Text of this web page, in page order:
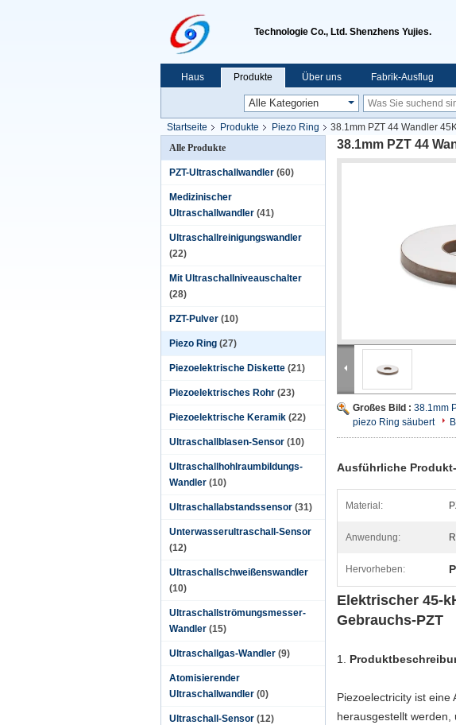
Technologie Co., Ltd. Shenzhens Yujies.
Haus Produkte Über uns Fabrik-Ausflug
Startseite Produkte Piezo Ring
38.1mm PZT 44 Wandler
Alle Produkte
PZT-Ultraschallwandler (60)
Medizinischer
Ultraschallwandler (41)
Ultraschallreinigungswandler
(22)
Mit Ultraschallniveauschalter
(28)
PZT-Pulver (10)
Piezo Ring (27)
Piezoelektrische Diskette (21)
Piezoelektrisches Rohr (23)
Piezoelektrische Keramik (22)
Ultraschallblasen-Sensor (10)
Ultraschallhohlraumbildungs-
Wandler (10)
Ultraschallabstandssensor (31)
Unterwasserultraschall-Sensor
(12)
Ultraschallschweißenswandler
(10)
Ultraschallströmungsmesser-
Wandler (15)
Ultraschallgas-Wandler (9)
Atomisierender
Ultraschallwandler (0)
Ultraschall-Sensor (12)
38.1mm PZT 44
Großes Bild : 38.1mm
piezo Ring säubert
Ausführliche
Material:
Anwendung:
Hervorheben:
Elektrischer 45-
Gebrauchs-PZT
1.
Piezoelectricity ist eine
herausgestellt